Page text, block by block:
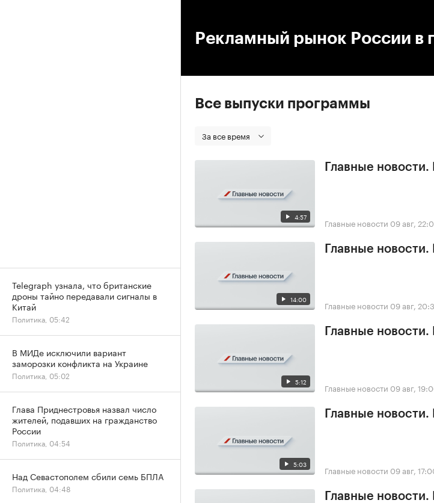
Рекламный рынок России в
Все выпуски программы
За все время
4:57
Главные
Главные новости 09 авг,
14:00
Главные
Главные новости 09 авг,
5:12
Главные
Главные новости 09 авг,
5:03
Главные
Главные новости 09 авг,
Главные
Telegraph узнала, что британские
дроны тайно передавали сигналы в
Китай
Политика, 05:42
В МИДе исключили вариант
заморозки конфликта на Украине
Политика, 05:02
Глава Приднестровья назвал число
жителей, подавших на гражданство
России
Политика, 04:54
Над Севастополем сбили семь БПЛА
Политика, 04:48